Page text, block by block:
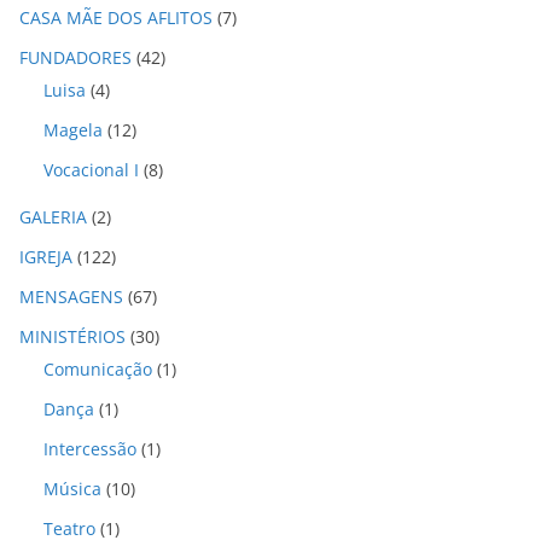
v
o
CASA MÃE DOS AFLITOS (7)
FUNDADORES (42)
Luisa (4)
Magela (12)
Vocacional I (8)
GALERIA (2)
IGREJA (122)
MENSAGENS (67)
MINISTÉRIOS (30)
Comunicação (1)
Dança (1)
Intercessão (1)
Música (10)
Teatro (1)